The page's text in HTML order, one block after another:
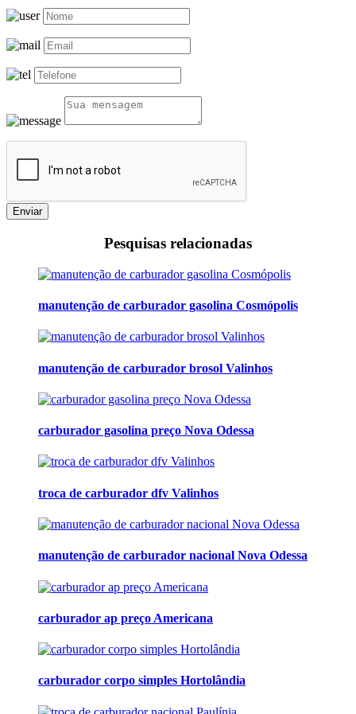
Enviar
Pesquisas relacionadas
manutenção de carburador gasolina Cosmópolis
manutenção de carburador brosol Valinhos
carburador gasolina preço Nova Odessa
troca de carburador dfv Valinhos
manutenção de carburador nacional Nova Odessa
carburador ap preço Americana
carburador corpo simples Hortolândia